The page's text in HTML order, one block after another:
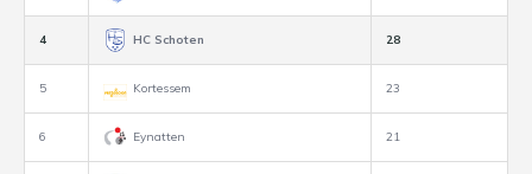
4 HC Schoten 28
5 Kortessem 23
6 Eynatten 21